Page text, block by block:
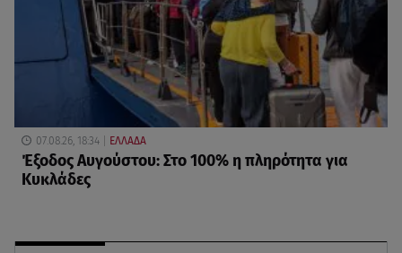
07.08.26, 18:34 ΕΛΛΑΔΑ
Έξοδος Αυγούστου: Στο 100% η πληρότητα για
Κυκλάδες